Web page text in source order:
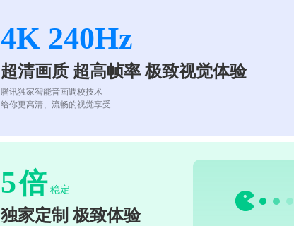
4K 240Hz
超清画质 超高帧率 极致视觉体验
腾讯独家智能音画调校技术
给你更高清、流畅的视觉享受
5倍 稳定
独家定制 极致体验